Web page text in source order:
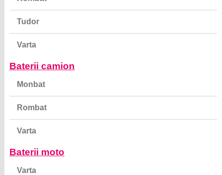
Tudor
Varta
Baterii camion
Monbat
Rombat
Varta
Baterii moto
Varta